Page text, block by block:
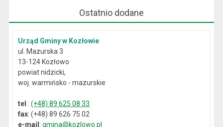
Ostatnio dodane
Urząd Gminy w Kozłowie
ul. Mazurska 3
13-124 Kozłowo
powiat nidzicki,
woj. warmińsko - mazurskie
tel .:(+48) 89 625 08 33
fax: (+48) 89 626 75 02
e-mail:gmina@kozlowo.pl